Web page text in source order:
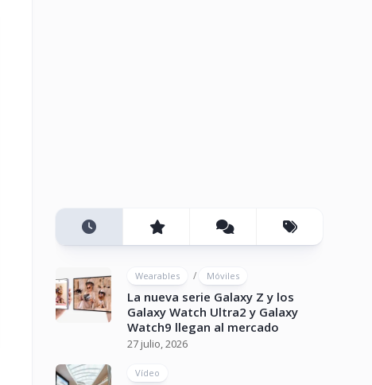
Wearables / Móviles
La nueva serie Galaxy Z y los
Galaxy Watch Ultra2 y Galaxy
Watch9 llegan al mercado
27 julio, 2026
Vídeo